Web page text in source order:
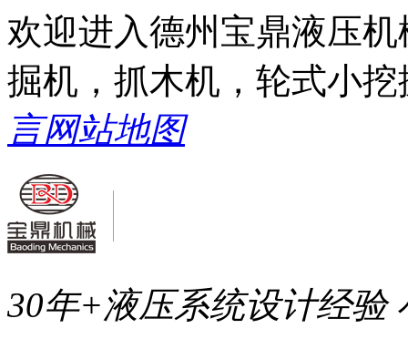
欢迎进入德州宝鼎液压
掘机，抓木机，轮式小
言网站地图
30年+液压系统设计经验